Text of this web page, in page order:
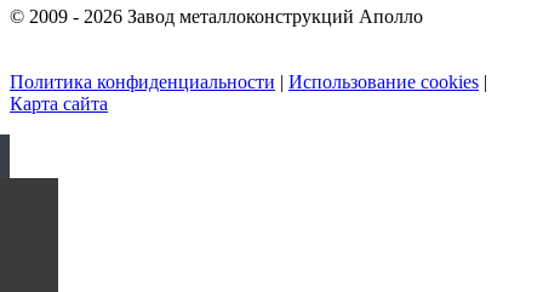
© 2009 - 2026 Завод металлоконструкций Аполло
Политика конфиденциальности | Использование cookies |
Карта сайта